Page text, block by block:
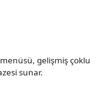
gelişmiş çoklu
sunar.